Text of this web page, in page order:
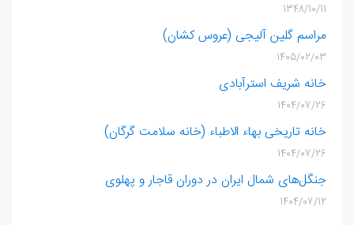
1348/10/11
مراسم گلین ‌آلیجی (عروس‌ کشان)
1405/02/03
خانه شریف‌ استرآبادی
1404/07/26
خانه تاریخی بهاء الاطباء (خانه سلامت گرگان)
1404/07/26
جنگل‌های شمال ایران در دوران قاجار و پهلوی
1404/07/12